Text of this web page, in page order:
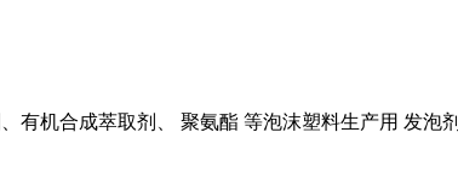
有机合成萃取剂、 聚氨酯 等泡沫塑料生产用 发泡